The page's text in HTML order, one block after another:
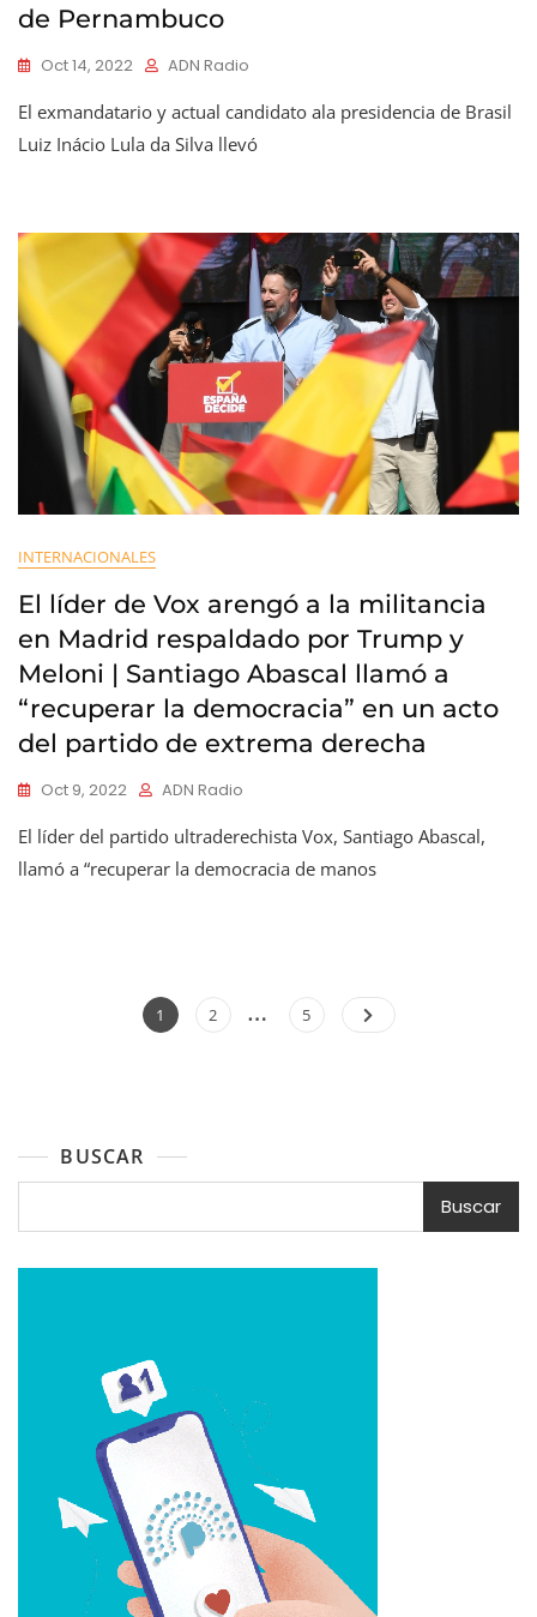
de Pernambuco
Oct 14, 2022 ADN Radio
El exmandatario y actual candidato ala presidencia de Brasil
Luiz Inácio Lula da Silva llevó
INTERNACIONALES
El líder de Vox arengó a la militancia
en Madrid respaldado por Trump y
Meloni | Santiago Abascal llamó a
“recuperar la democracia” en un acto
del partido de extrema derecha
Oct 9, 2022 ADN Radio
El líder del partido ultraderechista Vox, Santiago Abascal,
llamó a “recuperar la democracia de manos
Paginación
Page
1 Page
2 … Page
5
BUSCAR
Buscar